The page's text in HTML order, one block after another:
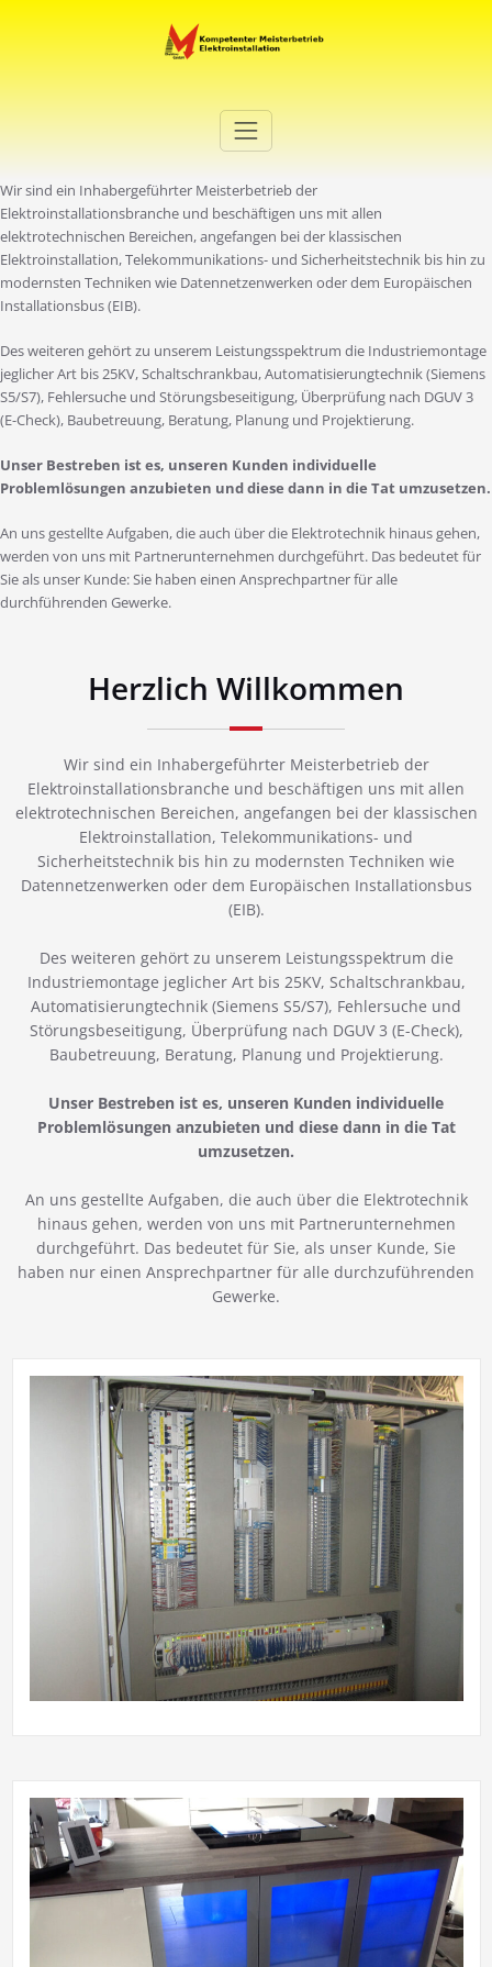
Elektro Martini
Wir sind ein Inhabergeführter Meisterbetrieb der
Elektroinstallationsbranche und beschäftigen uns mit allen
elektrotechnischen Bereichen, angefangen bei der klassischen
Elektroinstallation, Telekommunikations- und Sicherheitstechnik bis hin zu
modernsten Techniken wie Datennetzenwerken oder dem Europäischen
Installationsbus (EIB).
Des weiteren gehört zu unserem Leistungsspektrum die Industriemontage
jeglicher Art bis 25KV, Schaltschrankbau, Automatisierungtechnik (Siemens
S5/S7), Fehlersuche und Störungsbeseitigung, Überprüfung nach DGUV 3
(E-Check), Baubetreuung, Beratung, Planung und Projektierung.
Unser Bestreben ist es, unseren Kunden individuelle
Problemlösungen anzubieten und diese dann in die Tat umzusetzen.
An uns gestellte Aufgaben, die auch über die Elektrotechnik hinaus gehen,
werden von uns mit Partnerunternehmen durchgeführt. Das bedeutet für
Sie als unser Kunde: Sie haben einen Ansprechpartner für alle
durchführenden Gewerke.
Herzlich Willkommen
Wir sind ein Inhabergeführter Meisterbetrieb der
Elektroinstallationsbranche und beschäftigen uns mit allen
elektrotechnischen Bereichen, angefangen bei der klassischen
Elektroinstallation, Telekommunikations- und
Sicherheitstechnik bis hin zu modernsten Techniken wie
Datennetzenwerken oder dem Europäischen Installationsbus
(EIB).
Des weiteren gehört zu unserem Leistungsspektrum die
Industriemontage jeglicher Art bis 25KV, Schaltschrankbau,
Automatisierungtechnik (Siemens S5/S7), Fehlersuche und
Störungsbeseitigung, Überprüfung nach DGUV 3 (E-Check),
Baubetreuung, Beratung, Planung und Projektierung.
Unser Bestreben ist es, unseren Kunden individuelle
Problemlösungen anzubieten und diese dann in die Tat
umzusetzen.
An uns gestellte Aufgaben, die auch über die Elektrotechnik
hinaus gehen, werden von uns mit Partnerunternehmen
durchgeführt. Das bedeutet für Sie, als unser Kunde, Sie
haben nur einen Ansprechpartner für alle durchzuführenden
Gewerke.